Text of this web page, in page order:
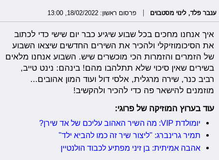
ענבר פלד, לינוי מסטבוים פרסום ראשון: 18/02/2022, 13:00
איך אנחנו מחכים בכל שבוע שיגיע כבר יום שישי כדי לכתוב
את הסיכומוזיקלי ולהכיר את השירים החדשים שיצאו השבוע
של הזמרים והזמרות הכי מוכשרים שיש. השבוע אנחנו מלאים
בשירים שאין סיכוי שלא תתלהבו מהם! בינהם: נינט טייב,
רביב כנר, שירה מרגלית, אלסי דול ועוד המון אהובים...
מוזמנים להישאר פה כדי להכיר ולהקשיב!
עוד בערוץ המוזיקה של פרוגי:
יומולדת VIP: מה השיר האהוב עליכם של אד שירן?
תמיר גרינברג: "ליצור שיר זה כמו להביא ילד"
אהבה אמיתית: בן זיני מפתיע לכבוד הולנטיין